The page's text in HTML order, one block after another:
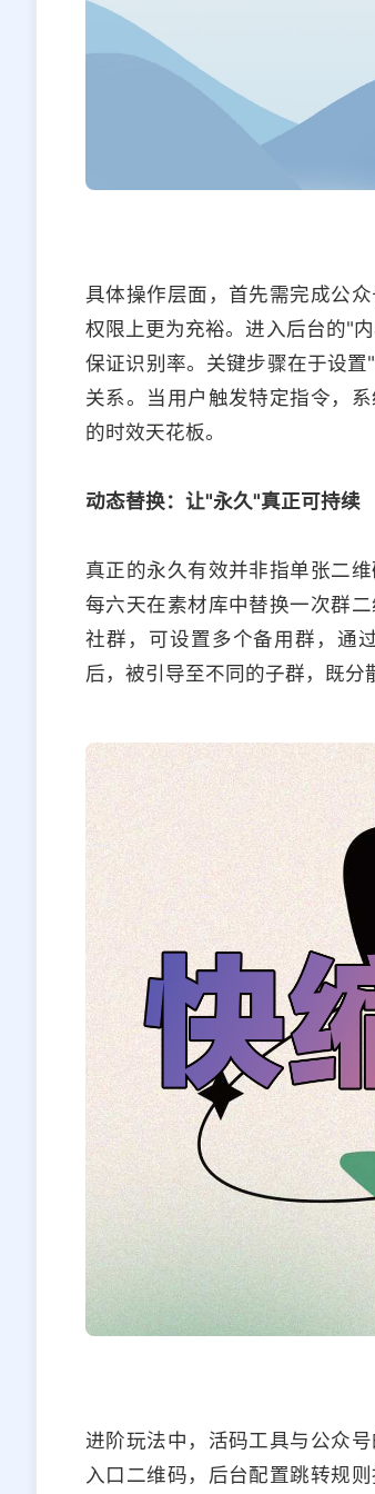
具体操作层面，首先需完成公
权限上更为充裕。进入后台的"
保证识别率。关键步骤在于设
关系。当用户触发特定指令，
的时效天花板。
动态替换：让"永久"真正可持续
真正的永久有效并非指单张二
每六天在素材库中替换一次群
社群，可设置多个备用群，通
后，被引导至不同的子群，既分
进阶玩法中，活码工具与公众
入口二维码，后台配置跳转规